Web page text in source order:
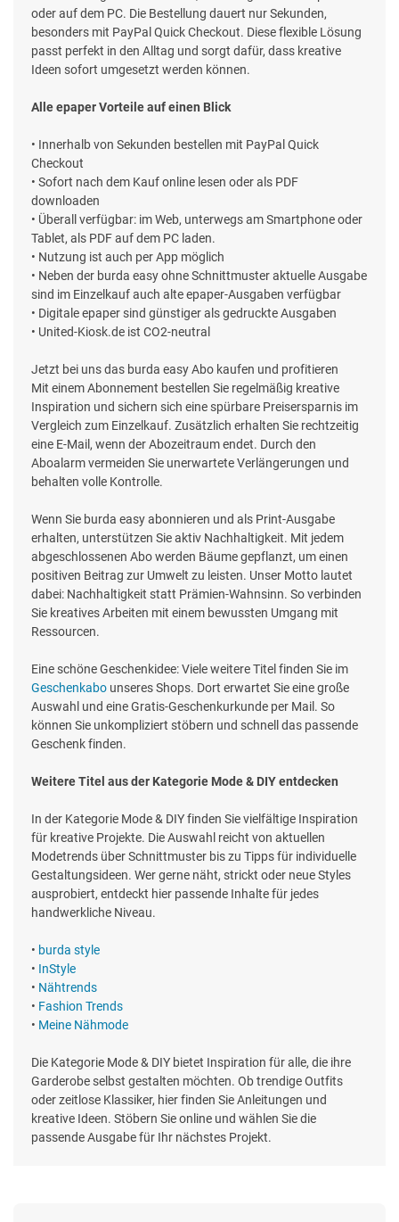
oder auf dem PC. Die Bestellung dauert nur Sekunden,
besonders mit PayPal Quick Checkout. Diese flexible Lösung
passt perfekt in den Alltag und sorgt dafür, dass kreative
Ideen sofort umgesetzt werden können.
Alle epaper Vorteile auf einen Blick
• Innerhalb von Sekunden bestellen mit PayPal Quick
Checkout
• Sofort nach dem Kauf online lesen oder als PDF
downloaden
• Überall verfügbar: im Web, unterwegs am Smartphone oder
Tablet, als PDF auf dem PC laden.
• Nutzung ist auch per App möglich
• Neben der burda easy ohne Schnittmuster aktuelle Ausgabe
sind im Einzelkauf auch alte epaper-Ausgaben verfügbar
• Digitale epaper sind günstiger als gedruckte Ausgaben
• United-Kiosk.de ist CO2-neutral
Jetzt bei uns das burda easy Abo kaufen und profitieren
Mit einem Abonnement bestellen Sie regelmäßig kreative
Inspiration und sichern sich eine spürbare Preisersparnis im
Vergleich zum Einzelkauf. Zusätzlich erhalten Sie rechtzeitig
eine E-Mail, wenn der Abozeitraum endet. Durch den
Aboalarm vermeiden Sie unerwartete Verlängerungen und
behalten volle Kontrolle.
Wenn Sie burda easy abonnieren und als Print-Ausgabe
erhalten, unterstützen Sie aktiv Nachhaltigkeit. Mit jedem
abgeschlossenen Abo werden Bäume gepflanzt, um einen
positiven Beitrag zur Umwelt zu leisten. Unser Motto lautet
dabei: Nachhaltigkeit statt Prämien-Wahnsinn. So verbinden
Sie kreatives Arbeiten mit einem bewussten Umgang mit
Ressourcen.
Eine schöne Geschenkidee: Viele weitere Titel finden Sie im
Geschenkabo unseres Shops. Dort erwartet Sie eine große
Auswahl und eine Gratis-Geschenkurkunde per Mail. So
können Sie unkompliziert stöbern und schnell das passende
Geschenk finden.
Weitere Titel aus der Kategorie Mode & DIY entdecken
In der Kategorie Mode & DIY finden Sie vielfältige Inspiration
für kreative Projekte. Die Auswahl reicht von aktuellen
Modetrends über Schnittmuster bis zu Tipps für individuelle
Gestaltungsideen. Wer gerne näht, strickt oder neue Styles
ausprobiert, entdeckt hier passende Inhalte für jedes
handwerkliche Niveau.
• burda style
• InStyle
• Nähtrends
• Fashion Trends
• Meine Nähmode
Die Kategorie Mode & DIY bietet Inspiration für alle, die ihre
Garderobe selbst gestalten möchten. Ob trendige Outfits
oder zeitlose Klassiker, hier finden Sie Anleitungen und
kreative Ideen. Stöbern Sie online und wählen Sie die
passende Ausgabe für Ihr nächstes Projekt.